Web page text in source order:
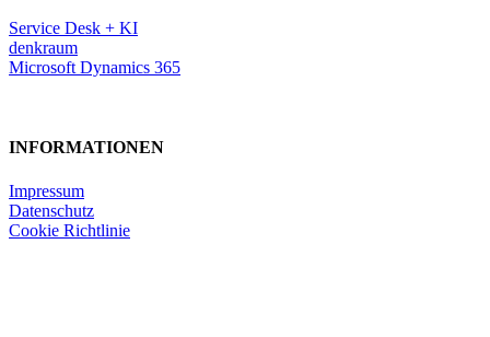
Service Desk + KI
denkraum
Microsoft Dynamics 365
INFORMATIONEN
Impressum
Datenschutz
Cookie Richtlinie